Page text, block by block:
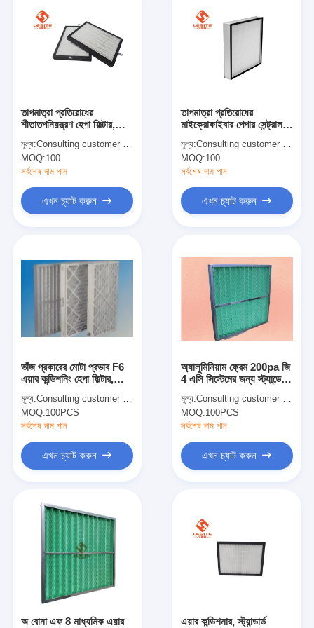
পণ্য
ভিডিও
আমাদের সম্পর্কে
গুণমান নিয়ন্ত্রণ
আমাদের সাথে যোগাযোগ
খবর
এয়ার ফিল্টার তৈরির মেশিন
এয়ার ফিল্টার উত্পাদন মেশিন
পকেট ফিল্টার তৈরির মেশিন
তাপমাত্রা প্রতিরোধের
শীতাতপনিয়ন্ত্রণ হেপা ফিল্টার,
ফিল্টার
মূল্য:Consulting customer service
MOQ:100
সর্বশেষ দাম পান
এখন চ্যাট করুন
তাপমাত্রা প্রতিরোধের
মাইক্রোফাইবার পেপার সেন্ট্রাল
মূল্য:Consulting customer service
MOQ:100
সর্বশেষ দাম পান
এখন চ্যাট করুন
ভাঁজ প্রকারের মোটা প্রভাব F6
এয়ার কন্ডিশনিং হেপা ফিল্টার,
মূল্য:Consulting customer service
MOQ:100PCS
সর্বশেষ দাম পান
এখন চ্যাট করুন
অ্যালুমিনিয়াম ফ্রেম 200pa জি
4 এসি সিস্টেমের জন্য স্ট্যান্ডেড
মূল্য:Consulting customer service
MOQ:100PCS
সর্বশেষ দাম পান
এখন চ্যাট করুন
অ বোনা এফ 8 মাধ্যমিক এয়ার
এয়ার কন্ডিশনার, স্ট্যান্ডার্ড